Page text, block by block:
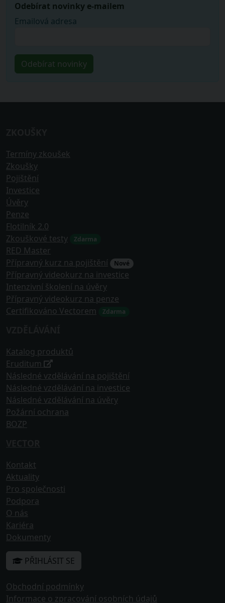
Odebírat novinky e-mailem
Emailová adresa
Termíny zkoušek
Zkoušky
Pojištění
Investice
Úvěry
Penze
Flotilník 2.0
Zkouškové testy
Zdarma
RED Master
Přípravný kurz na pojištění
Nové
Přípravný videokurz na investice
Intenzivní školení na úvěry
Přípravný videokurz na penze
Certifikováno Vectorem
Zdarma
Katalog produktů
Eruditum
Následné vzdělávání na pojištění
Následné vzdělávání na investice
Následné vzdělávání na úvěry
Požární ochrana
BOZP
Kontakt
Aktuality
Pro společnosti
Podpora
O nás
Kariéra
Dokumenty
PŘIHLÁSIT SE
Obchodní podmínky
Informace o zpracování osobních údajů